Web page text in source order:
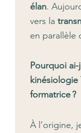
élan.
vers la
en parallèle
Pourquoi
formatrice ?
À l’origine,